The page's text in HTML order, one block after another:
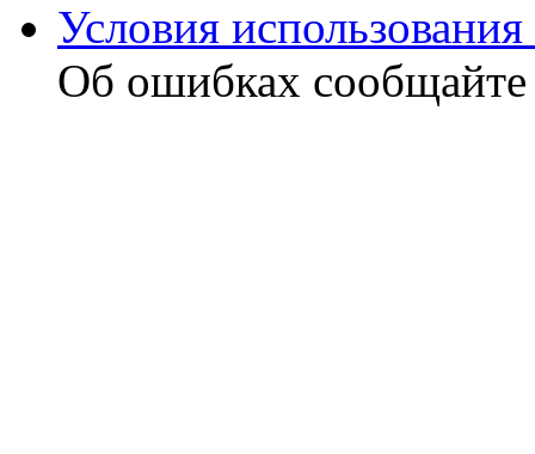
Условия использования
Об ошибках